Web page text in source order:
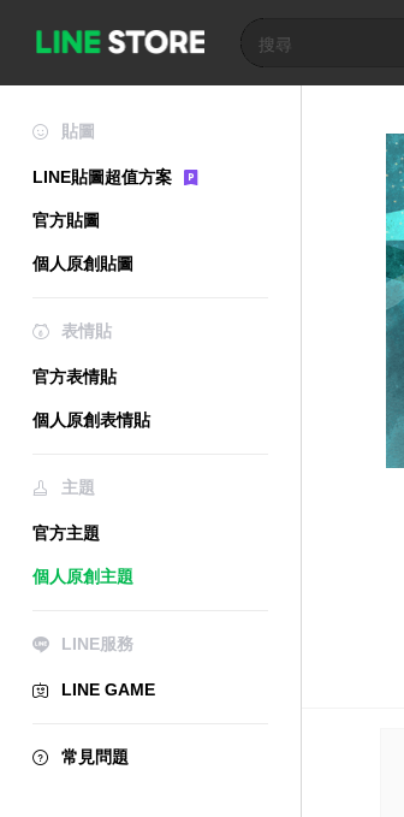
貼圖
LINE貼圖超值方案
官方貼圖
個人原創貼圖
表情貼
官方表情貼
個人原創表情貼
主題
官方主題
個人原創主題
LINE服務
LINE GAME
常見問題